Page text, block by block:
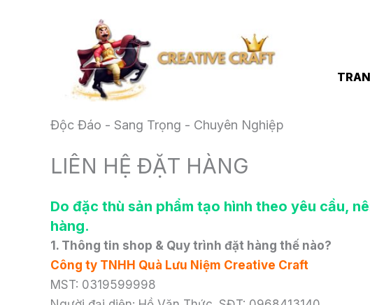
Độc Đáo - Sang Trọng - Chuyên Nghiệp
LIÊN HỆ ĐẶT HÀNG
Do đặc thù sản phẩm tạo hình theo yêu cầu,
hàng.
1. Thông tin shop & Quy trình đặt hàng thế nào?
Công ty TNHH Quà Lưu Niệm Creative Craft
MST: 0319599998